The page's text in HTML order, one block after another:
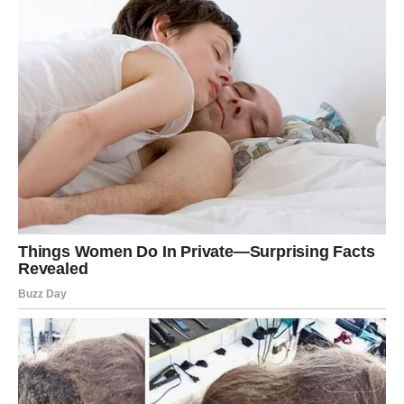
Uspeh u privatnom biznisu ili samostalnom radu
Isplata za nešto što je ranije izgledalo izgubljeno
Dobitak kroz rizičnu, ali pametnu odluku
Ono što je ključno: Škorpija
mora da preseče sa starim
strahovima
Zlatni savet za Škorpiju
Ne vraćajte se unazad. Sve što se sada nudi, nudi se da
bisteizašli jači, stabilniji i bogatiji. Ako osećate da je
vreme za hrabar potez –to je znak sudbine.